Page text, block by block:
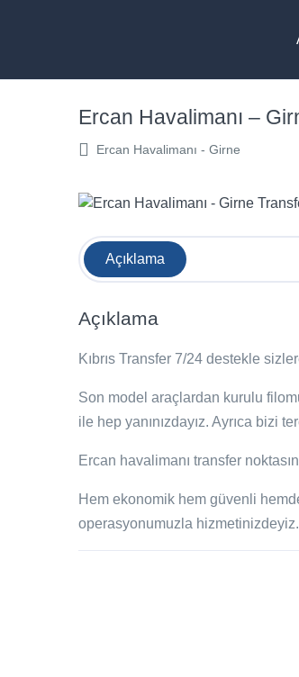
Ercan Havalimanı –
Ercan Havalimanı - Girne
Açıklama
Açıklama
Kıbrıs Transfer 7/24 destekle
Son model araçlardan kurulu
ile hep yanınızdayız. Ayrıca bizi
Ercan havalimanı transfer
Hem ekonomik hem güvenli
operasyonumuzla hizmetinizdeyiz.